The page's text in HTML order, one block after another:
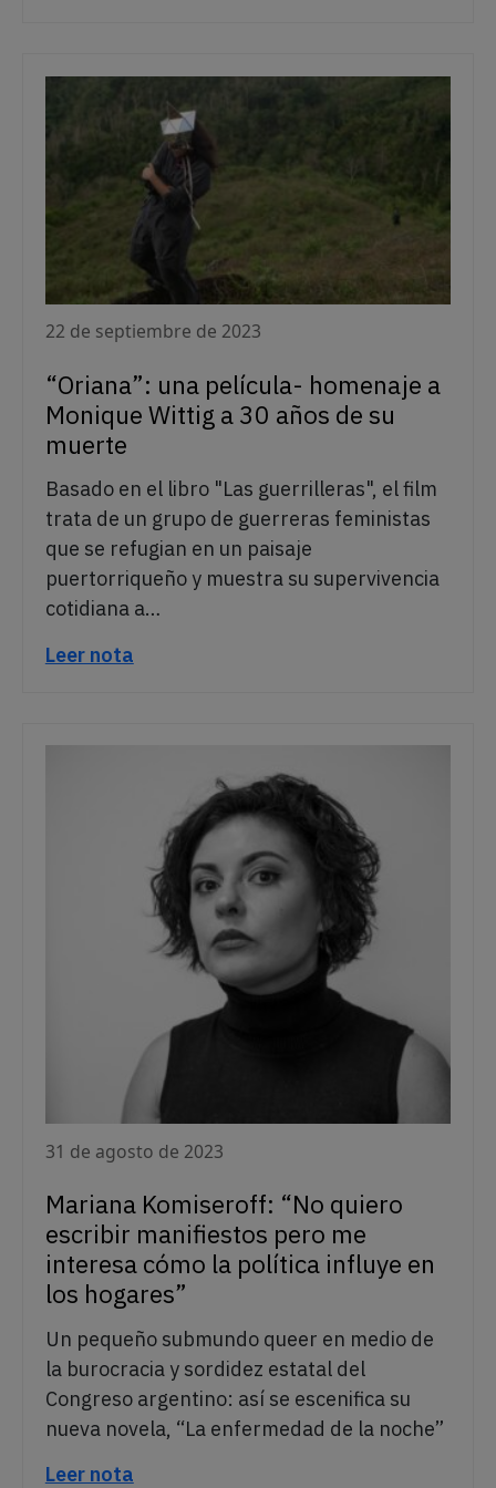
22 de septiembre de 2023
“Oriana”: una película- homenaje a
Monique Wittig a 30 años de su
muerte
Basado en el libro "Las guerrilleras", el film
trata de un grupo de guerreras feministas
que se refugian en un paisaje
puertorriqueño y muestra su supervivencia
cotidiana a…
Leer nota
31 de agosto de 2023
Mariana Komiseroff: “No quiero
escribir manifiestos pero me
interesa cómo la política influye en
los hogares”
Un pequeño submundo queer en medio de
la burocracia y sordidez estatal del
Congreso argentino: así se escenifica su
nueva novela, “La enfermedad de la noche”
Leer nota